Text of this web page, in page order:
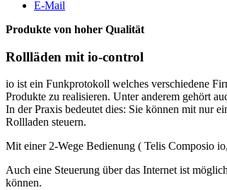
E-Mail
Produkte von hoher Qualität
Rollläden mit io-control
io ist ein Funkprotokoll welches verschiedene
Produkte zu realisieren. Unter anderem gehört
In der Praxis bedeutet dies: Sie können mit nur
Rollladen steuern.
Mit einer 2-Wege Bedienung ( Telis Composio
Auch eine Steuerung über das Internet ist
können.